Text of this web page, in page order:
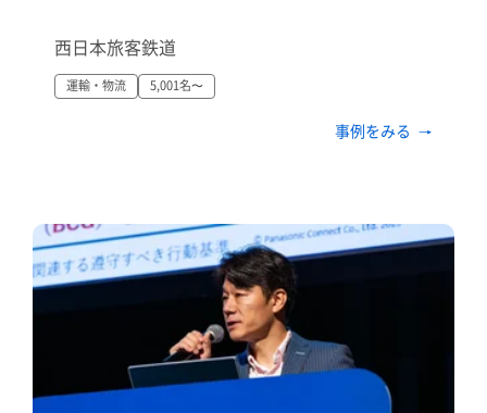
西日本旅客鉄道
運輸・物流 5,001名〜
事例をみる